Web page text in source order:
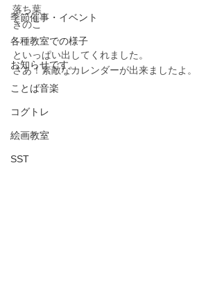
季節催事・イベント
各種教室での様子
お知らせです。
ことば音楽
コグトレ
絵画教室
SST
落ち葉
きのこ
といっぱい出してくれました。
さあ！素敵なカレンダーが出来ましたよ。